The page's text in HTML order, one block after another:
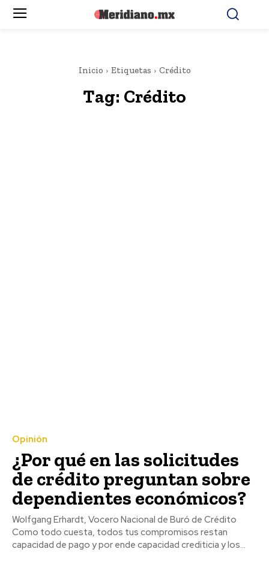
Inicio Etiquetas Crédito
Tag: Crédito
Opinión
¿Por qué en las solicitudes
de crédito preguntan sobre
dependientes económicos?
Wolfgang Erhardt, Vocero Nacional de Buró de Crédito
Como todo cuesta, todos tus compromisos restan
capacidad de pago y por ende capacidad crediticia y los...